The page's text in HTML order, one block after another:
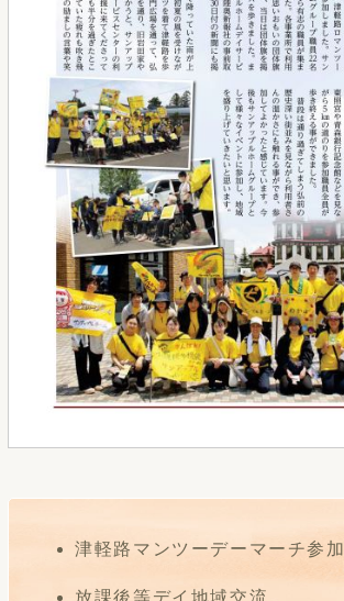
津軽路マンツーデーマーチ参加
放課後等デイ地域交流